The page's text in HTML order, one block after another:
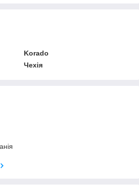
Korado
Чехія